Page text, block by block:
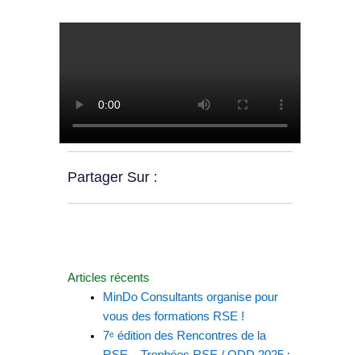
Partager Sur :
Articles récents
MinDo Consultants organise pour
vous des formations RSE !
7ᵉ édition des Rencontres de la